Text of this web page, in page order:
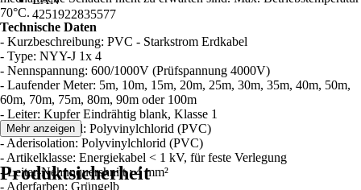
4251922835577
70°C.
Technische Daten
- Kurzbeschreibung: PVC - Starkstrom Erdkabel
- Type: NYY-J 1x 4
- Nennspannung: 600/1000V (Prüfspannung 4000V)
- Laufender Meter: 5m, 10m, 15m, 20m, 25m, 30m, 35m, 40m, 50m,
60m, 70m, 75m, 80m, 90m oder 100m
- Leiter: Kupfer Eindrähtig blank, Klasse 1
- Mantelmaterial: Polyvinylchlorid (PVC)
- Aderisolation: Polyvinylchlorid (PVC)
- Artikelklasse: Energiekabel < 1 kV, für feste Verlegung
- Leiter-Nehnnquershnitt : 4 mm²
- Aderfarben: Grüngelb
Mehr anzeigen
Produktsicherheit